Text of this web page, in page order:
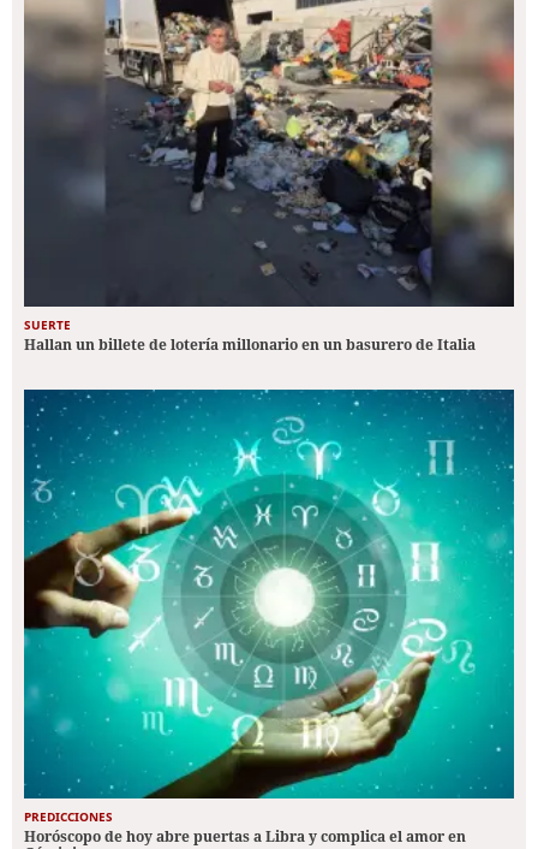
SUERTE
Hallan un billete de lotería millonario en un basurero de Italia
PREDICCIONES
Horóscopo de hoy abre puertas a Libra y complica el amor en